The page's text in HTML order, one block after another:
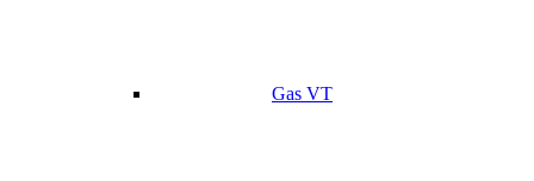
Gas VT